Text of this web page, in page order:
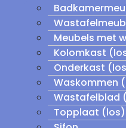
Meubels met
Kolomkast
Onderkast
Waskommen
Wastafelblad
Topplaat (los)